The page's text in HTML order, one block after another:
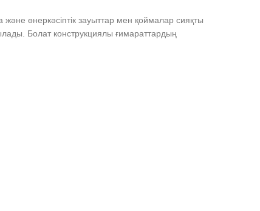
өнеркәсіптік зауыттар мен қоймалар сияқты
Болат конструкциялы ғимараттардың